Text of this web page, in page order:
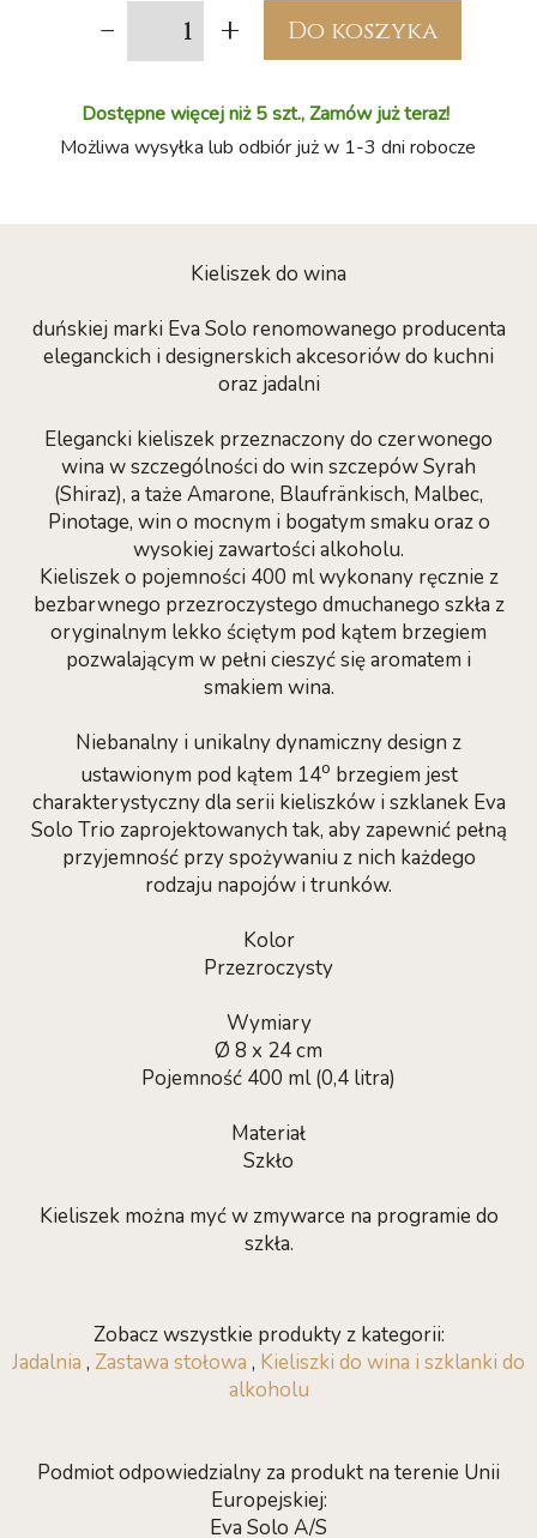
- + Do koszyka
Dostępne więcej niż 5 szt., Zamów już teraz!
Możliwa wysyłka lub odbiór już w 1-3 dni robocze
Kieliszek do wina
duńskiej marki Eva Solo renomowanego producenta
eleganckich i designerskich akcesoriów do kuchni
oraz jadalni
Elegancki kieliszek przeznaczony do czerwonego
wina w szczególności do win szczepów Syrah
(Shiraz), a taże Amarone, Blaufränkisch, Malbec,
Pinotage, win o mocnym i bogatym smaku oraz o
wysokiej zawartości alkoholu.
Kieliszek o pojemności 400 ml wykonany ręcznie z
bezbarwnego przezroczystego dmuchanego szkła z
oryginalnym lekko ściętym pod kątem brzegiem
pozwalającym w pełni cieszyć się aromatem i
smakiem wina.
Niebanalny i unikalny dynamiczny design z
ustawionym pod kątem 14o brzegiem jest
charakterystyczny dla serii kieliszków i szklanek Eva
Solo Trio zaprojektowanych tak, aby zapewnić pełną
przyjemność przy spożywaniu z nich każdego
rodzaju napojów i trunków.
Kolor
Przezroczysty
Wymiary
Ø 8 x 24 cm
Pojemność 400 ml (0,4 litra)
Materiał
Szkło
Kieliszek można myć w zmywarce na programie do
szkła.
Zobacz wszystkie produkty z kategorii:
Jadalnia , Zastawa stołowa , Kieliszki do wina i szklanki do
alkoholu
Podmiot odpowiedzialny za produkt na terenie Unii
Europejskiej:
Eva Solo A/S